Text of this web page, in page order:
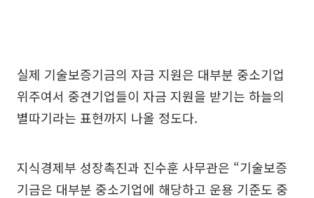
실제 기술보증기금의 자금 지원은 대부분 중소기업
위주여서 중견기업들이 자금 지원을 받기는 하늘의
별따기라는 표현까지 나올 정도다.
지식경제부 성장촉진과 진수훈 사무관은 “기술보증
기금은 대부분 중소기업에 해당하고 운용 기준도 중